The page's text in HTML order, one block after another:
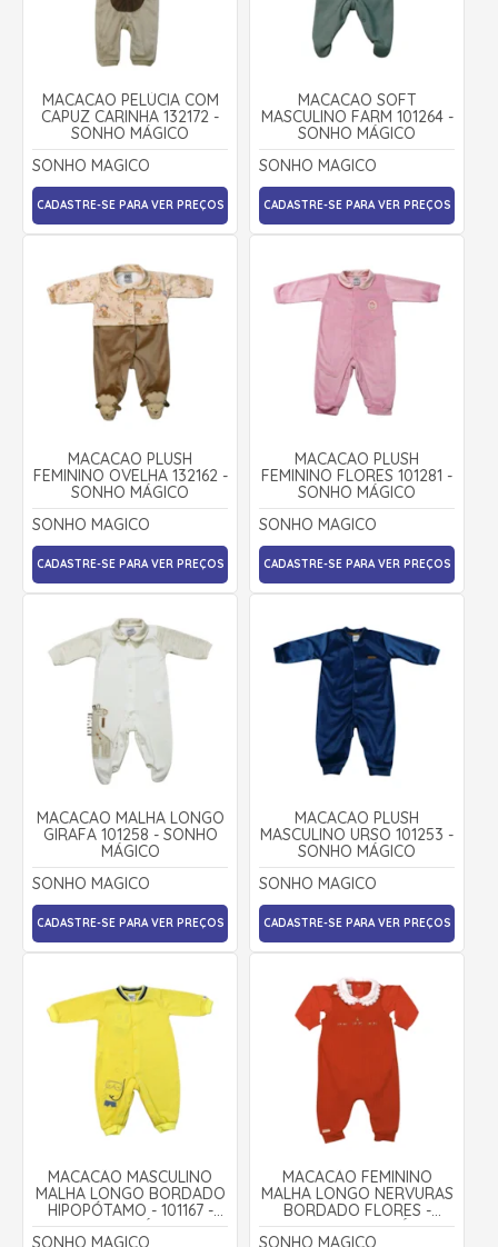
MACACÃO PELÚCIA COM
CAPUZ CARINHA 132172 -
SONHO MÁGICO
SONHO MAGICO
CADASTRE-SE PARA VER PREÇOS
MACACÃO SOFT
MASCULINO FARM 101264 -
SONHO MÁGICO
SONHO MAGICO
CADASTRE-SE PARA VER PREÇOS
MACACÃO PLUSH
FEMININO OVELHA 132162 -
SONHO MÁGICO
SONHO MAGICO
CADASTRE-SE PARA VER PREÇOS
MACACÃO PLUSH
FEMININO FLORES 101281 -
SONHO MÁGICO
SONHO MAGICO
CADASTRE-SE PARA VER PREÇOS
MACACÃO MALHA LONGO
GIRAFA 101258 - SONHO
MÁGICO
SONHO MAGICO
CADASTRE-SE PARA VER PREÇOS
MACACÃO PLUSH
MASCULINO URSO 101253 -
SONHO MÁGICO
SONHO MAGICO
CADASTRE-SE PARA VER PREÇOS
MACACÃO MASCULINO
MALHA LONGO BORDADO
HIPOPÓTAMO - 101167 -
SONHO MÁGICO
SONHO MAGICO
MACACÃO FEMININO
MALHA LONGO NERVURAS
BORDADO FLORES -
132147 - SONHO MÁGICO
SONHO MAGICO